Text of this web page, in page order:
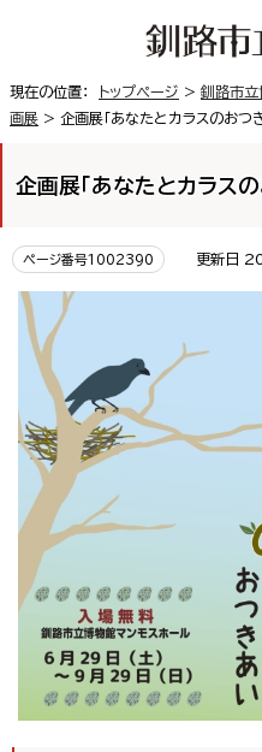
現在の位置： トップページ > 釧路市立
画展 > 企画展「あなたとカラスのおつ
企画展「あなたとカラス
ページ番号1002390 更新日